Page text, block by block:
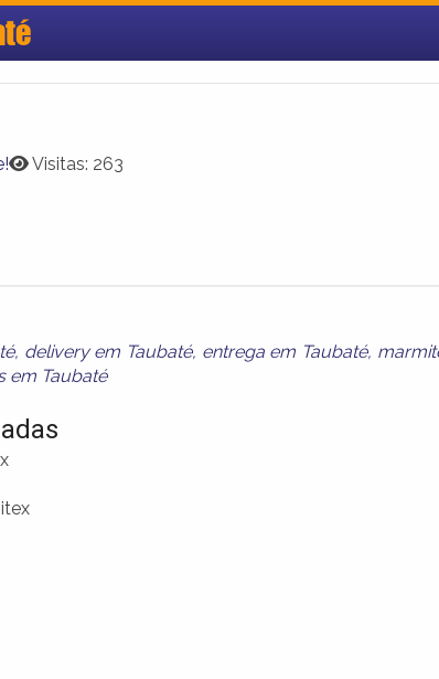
Visitas: 263
, delivery em Taubaté, entrega em Taubaté,
em Taubaté